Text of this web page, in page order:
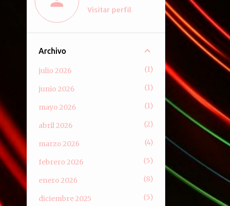
Visitar perfil
Archivo
julio 2026 1
junio 2026 1
mayo 2026 1
abril 2026 2
marzo 2026 4
febrero 2026 5
enero 2026 8
diciembre 2025 5